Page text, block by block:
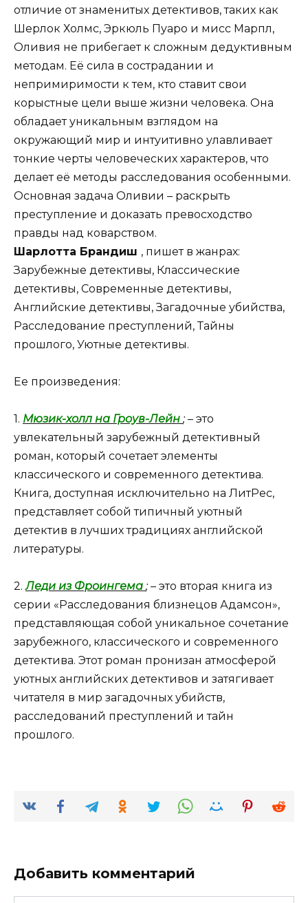
отличие от знаменитых детективов, таких как
Шерлок Холмс, Эркюль Пуаро и мисс Марпл,
Оливия не прибегает к сложным дедуктивным
методам. Её сила в сострадании и
непримиримости к тем, кто ставит свои
корыстные цели выше жизни человека. Она
обладает уникальным взглядом на
окружающий мир и интуитивно улавливает
тонкие черты человеческих характеров, что
делает её методы расследования особенными.
Основная задача Оливии – раскрыть
преступление и доказать превосходство
правды над коварством.
Шарлотта Брандиш , пишет в жанрах:
Зарубежные детективы, Классические
детективы, Современные детективы,
Английские детективы, Загадочные убийства,
Расследование преступлений, Тайны
прошлого, Уютные детективы.
Ее произведения:
1. Мюзик-холл на Гроув-Лейн ;– это
увлекательный зарубежный детективный
роман, который сочетает элементы
классического и современного детектива.
Книга, доступная исключительно на ЛитРес,
представляет собой типичный уютный
детектив в лучших традициях английской
литературы.
2.Леди из Фроингема ;– это вторая книга из
серии «Расследования близнецов Адамсон»,
представляющая собой уникальное сочетание
зарубежного, классического и современного
детектива. Этот роман пронизан атмосферой
уютных английских детективов и затягивает
читателя в мир загадочных убийств,
расследований преступлений и тайн
прошлого.
Добавить комментарий